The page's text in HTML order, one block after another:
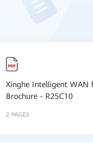
Xinghe Intelligent WAN
Brochure - R25C10
2 PAGES